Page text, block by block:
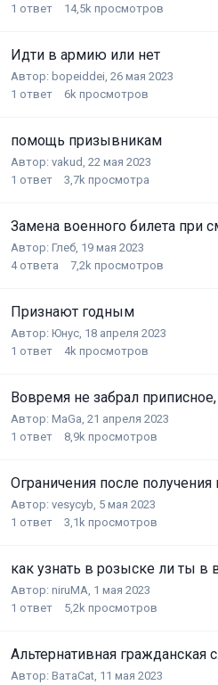
1 ответ 14,5k просмотров
Идти в армию или нет
Автор: bopeiddei 26 мая 2023
1 ответ 6k просмотров
помощь призывникам
Автор: vakud 22 мая 2023
1 ответ 3,7k просмотра
Замена военного билета при
Автор: Глеб 19 мая 2023
4 ответа 7,2k просмотров
Признают годным
Автор: Юнус 18 апреля 2023
1 ответ 4k просмотров
Вовремя не забрал приписное,
Автор: MaGa 21 апреля 2023
1 ответ 8,9k просмотров
Ограничения после получения
Автор: vesycyb 5 мая 2023
1 ответ 3,1k просмотров
как узнать в розыске ли ты в
Автор: niruMA 1 мая 2023
1 ответ 5,2k просмотров
Альтернативная гражданская
Автор: ВатаCat 11 мая 2023